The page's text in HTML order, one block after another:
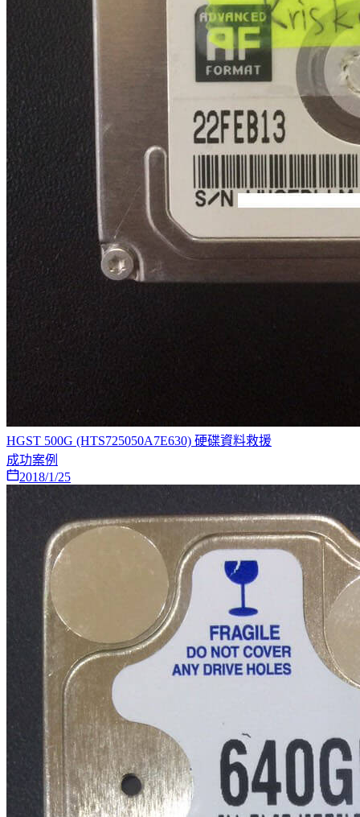
HGST 500G (HTS725050A7E630) 硬碟資料救援
成功案例
2018/1/25